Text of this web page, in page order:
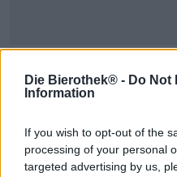
Die Bierothek® - Do Not
Information
If you wish to opt-out of the
processing of your personal
targeted advertising by us,
Tarwe wordt gedronken uit
vaak gedronken uit een